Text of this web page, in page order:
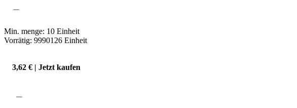
Delivery time is max 5-10 minutes.
-You can also contact us for other servers that are not included in our offers.
Best Regards
Min. menge: 10 Einheit
Vorrätig: 9990126 Einheit
3,62 € | Jetzt kaufen